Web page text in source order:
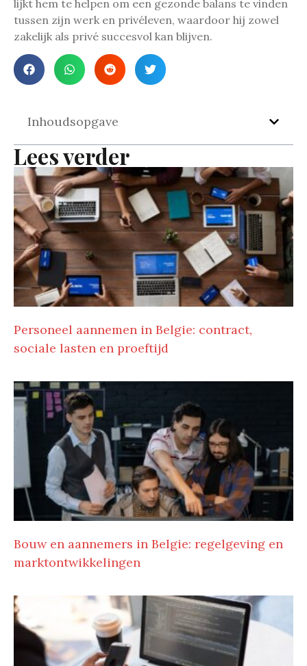
lijkt hem te helpen om een gezonde balans te vinden
tussen zijn werk en privéleven, waardoor hij zowel
zakelijk als privé succesvol kan blijven.
Inhoudsopgave
Lees verder
Personeel aannemen in Belgie: contract,
sociale lasten en proeftijd
Bouw en aannemers in Belgie: regelgeving en
marktontwikkelingen